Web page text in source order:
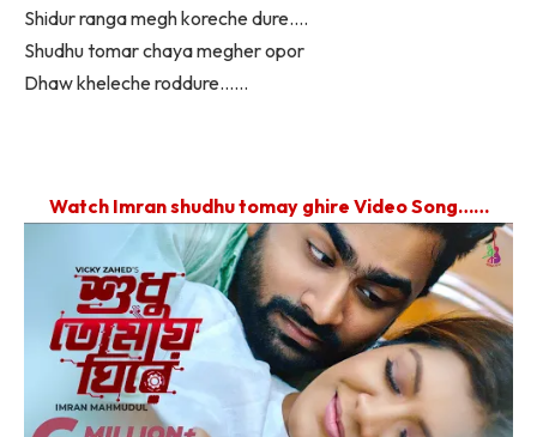
Shidur ranga megh koreche dure….
Shudhu tomar chaya megher opor
Dhaw kheleche roddure……
Watch Imran shudhu tomay ghire Video Song……